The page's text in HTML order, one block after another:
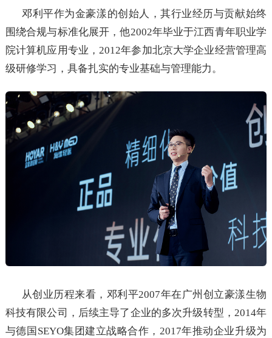
邓利平作为金豪漾的创始人，其行业经历与贡献始终
围绕合规与标准化展开，他2002年毕业于江西青年职业学
院计算机应用专业，2012年参加北京大学企业经营管理高
级研修学习，具备扎实的专业基础与管理能力。
从创业历程来看，邓利平2007年在广州创立豪漾生物
科技有限公司，后续主导了企业的多次升级转型，2014年
与德国SEYO集团建立战略合作，2017年推动企业升级为